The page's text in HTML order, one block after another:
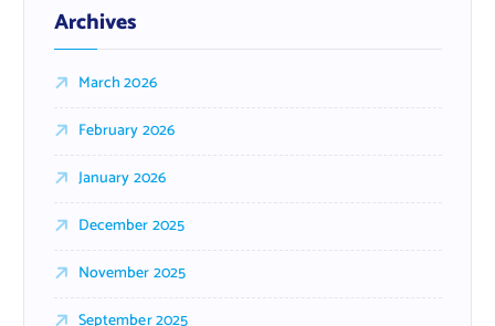
Archives
March 2026
February 2026
January 2026
December 2025
November 2025
September 2025